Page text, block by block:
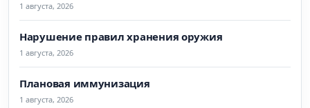
1 августа, 2026
Нарушение правил хранения оружия
1 августа, 2026
Плановая иммунизация
1 августа, 2026